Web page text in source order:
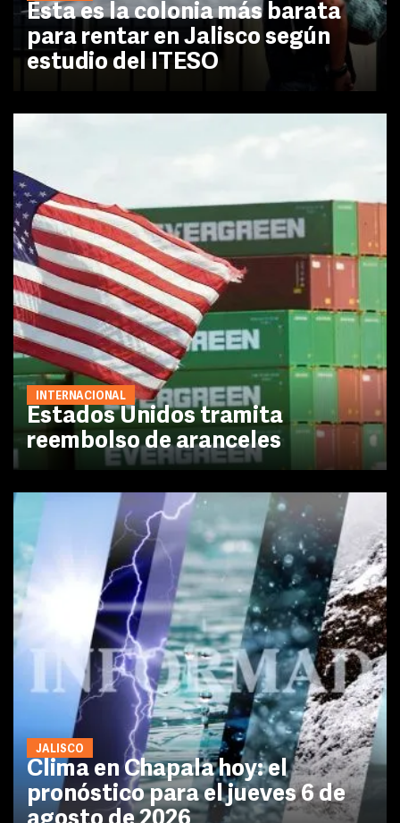
Esta es la colonia más barata
para rentar en Jalisco según
estudio del ITESO
INTERNACIONAL
Estados Unidos tramita
reembolso de aranceles
JALISCO
Clima en Chapala hoy: el
pronóstico para el jueves 6 de